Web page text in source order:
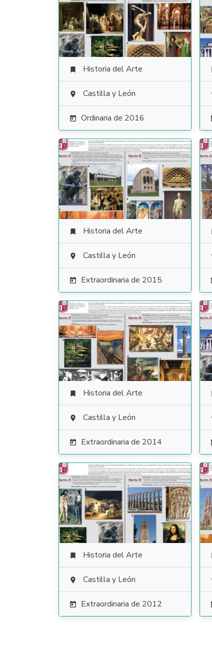
 Historia del Arte
 Castilla y León
 Ordinaria de 2016
 Historia del Arte
 Castilla y León
 Extraordinaria de 2015
 Historia del Arte
 Castilla y León
 Extraordinaria de 2014
 Historia del Arte
 Castilla y León
 Extraordinaria de 2012